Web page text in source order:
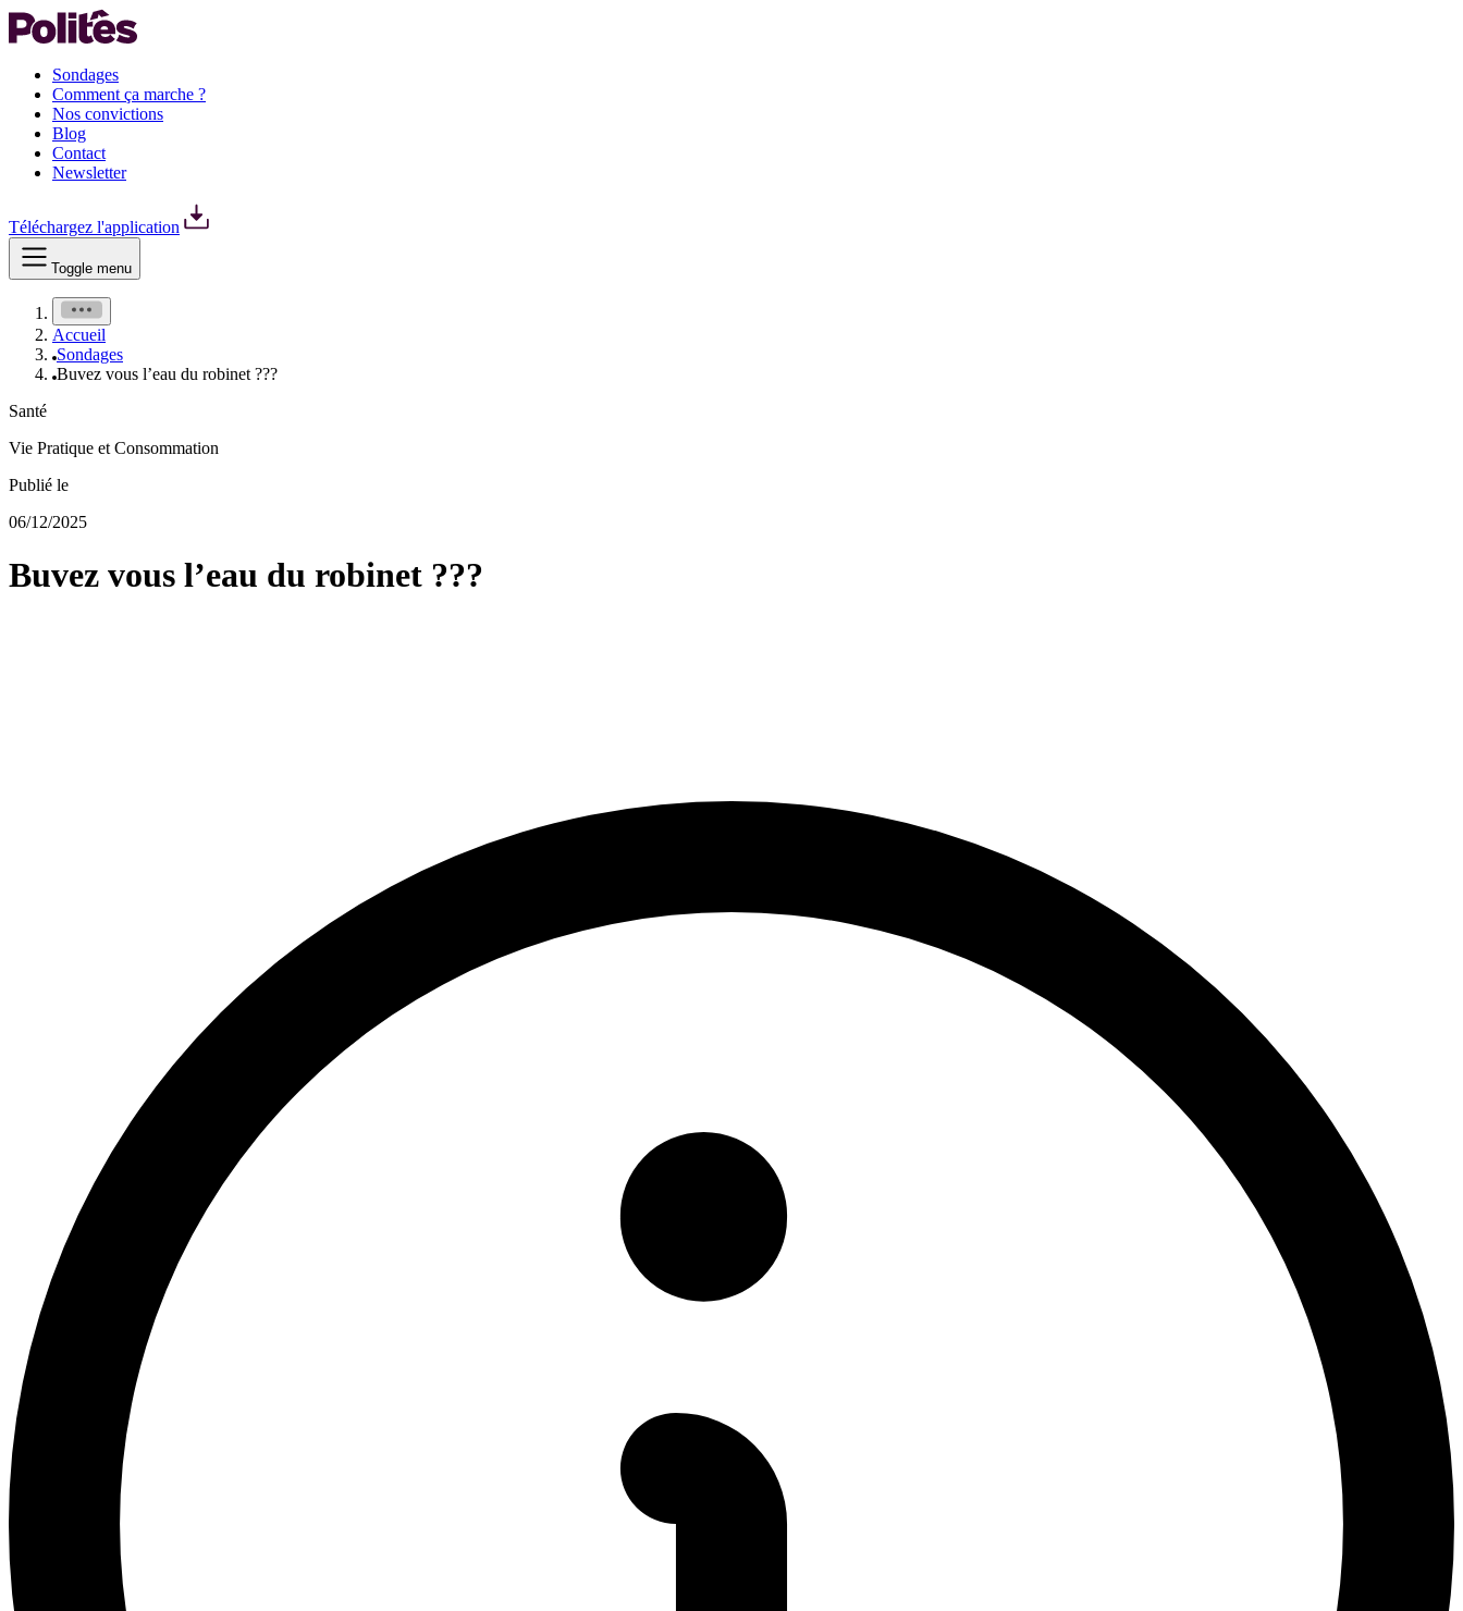
Sondages
Comment ça marche ?
Nos convictions
Blog
Contact
Newsletter
Téléchargez l'application
Toggle menu
Accueil
Sondages
Buvez vous l’eau du robinet ???
Santé
Vie Pratique et Consommation
Publié le
06/12/2025
Buvez vous l’eau du robinet ???